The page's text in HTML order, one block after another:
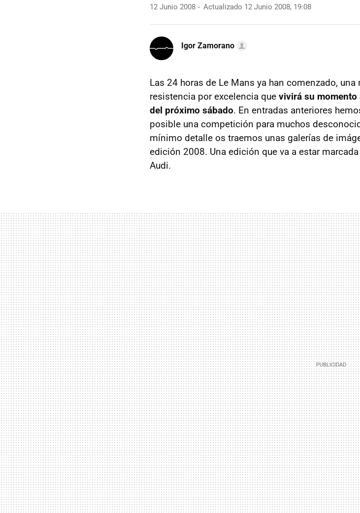
12 Junio 2008 Actualizado 12 Junio 2008, 19:08
Igor Zamorano
Las 24 horas de Le Mans ya han comenzado,
resistencia por excelencia que vivirá su momento
del próximo sábado. En entradas anteriores
posible una competición para muchos
mínimo detalle os traemos unas galerías de
edición 2008. Una edición que va a estar
Audi.